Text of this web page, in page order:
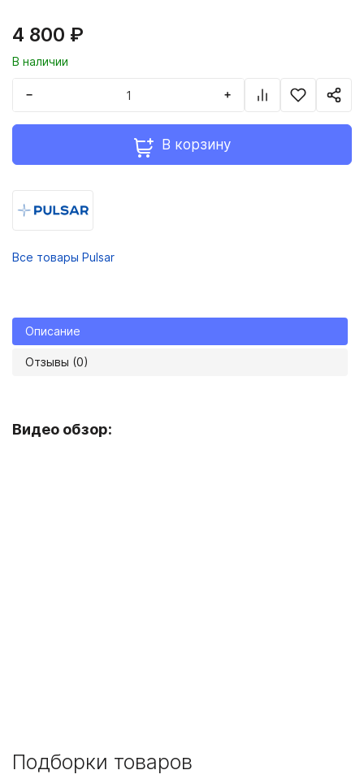
4 800 ₽
В наличии
− +
В корзину
Все товары Pulsar
Описание
Отзывы (0)
Видео обзор:
Подборки товаров